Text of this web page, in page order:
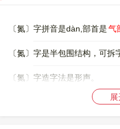
〔氮〕字拼音是dàn,部首是气
〔氮〕字是半包围结构，可拆
〔氮〕字造字法是形声。
ONFF，五